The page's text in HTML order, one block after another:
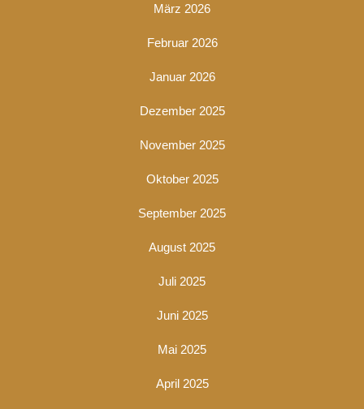
März 2026
Februar 2026
Januar 2026
Dezember 2025
November 2025
Oktober 2025
September 2025
August 2025
Juli 2025
Juni 2025
Mai 2025
April 2025